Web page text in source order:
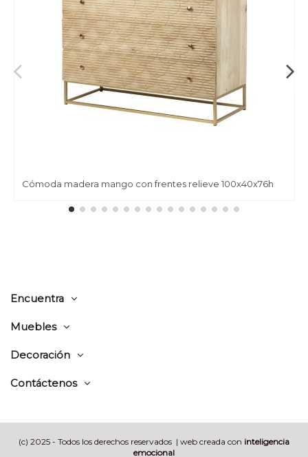
Cómoda madera mango con frentes relieve 100x40x76h
Encuentra
Muebles
Decoración
Contáctenos
(c) 2025 - Todos los derechos reservados | web creada con inteligencia
emocional